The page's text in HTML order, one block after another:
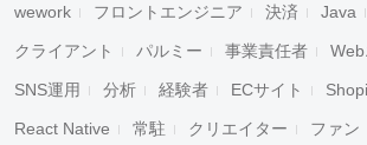
wework フロントエンジニア 決済 Java
クライアント パルミー 事業責任者
SNS運用 分析 経験者 ECサイト
React Native 常駐 クリエイター ファン